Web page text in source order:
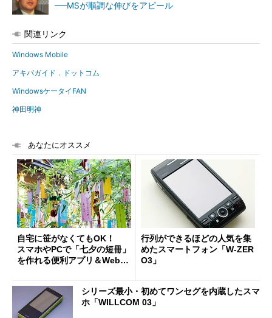
──MSが順調な伸びをアピール
関連リンク
Windows Mobile
アキバガイド．ドットコム
WindowsケータイFAN
神田明神
あなたにオススメ
自宅に笹がなくてもOK！
スマホやPCで「七夕の短冊」
を作れる便利アプリ＆Webサ
行列ができるほどの人気を集
めたスマートフォン「W-ZER
O3」
シリーズ最小・初めてワンセグを内蔵したスマ
ホ「WILLCOM 03」